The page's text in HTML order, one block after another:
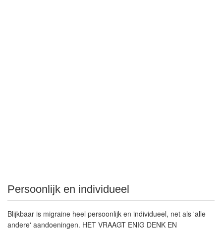
Persoonlijk en individueel
Blijkbaar is migraine heel persoonlijk en individueel, net als 'alle
andere' aandoeningen. HET VRAAGT ENIG DENK EN